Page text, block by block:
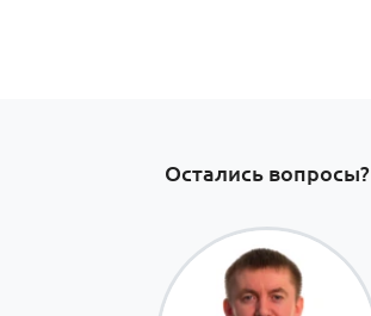
Остались вопросы?